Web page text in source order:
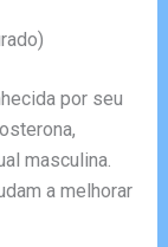
por seu
masculina.
a melhorar